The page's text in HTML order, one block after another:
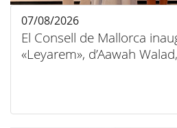
El Consell de Mallorca
«Leyarem», d’Aawah
07/08/2026